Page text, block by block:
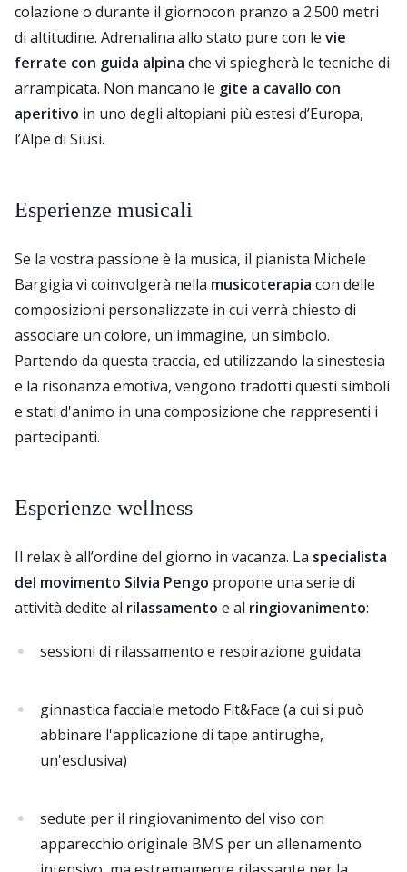
colazione o durante il giornocon pranzo a 2.500 metri
di altitudine. Adrenalina allo stato pure con le vie
ferrate con guida alpina che vi spiegherà le tecniche di
arrampicata. Non mancano le gite a cavallo con
aperitivo in uno degli altopiani più estesi d’Europa,
l’Alpe di Siusi.
Esperienze musicali
Se la vostra passione è la musica, il pianista Michele
Bargigia vi coinvolgerà nella musicoterapia con delle
composizioni personalizzate in cui verrà chiesto di
associare un colore, un'immagine, un simbolo.
Partendo da questa traccia, ed utilizzando la sinestesia
e la risonanza emotiva, vengono tradotti questi simboli
e stati d'animo in una composizione che rappresenti i
partecipanti.
Esperienze wellness
Il relax è all’ordine del giorno in vacanza. La specialista
del movimento Silvia Pengo propone una serie di
attività dedite al rilassamento e al ringiovanimento:
sessioni di rilassamento e respirazione guidata
ginnastica facciale metodo Fit&Face (a cui si può
abbinare l'applicazione di tape antirughe,
un'esclusiva)
sedute per il ringiovanimento del viso con
apparecchio originale BMS per un allenamento